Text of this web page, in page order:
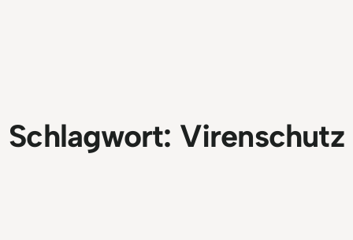
Schlagwort: Virenschutz